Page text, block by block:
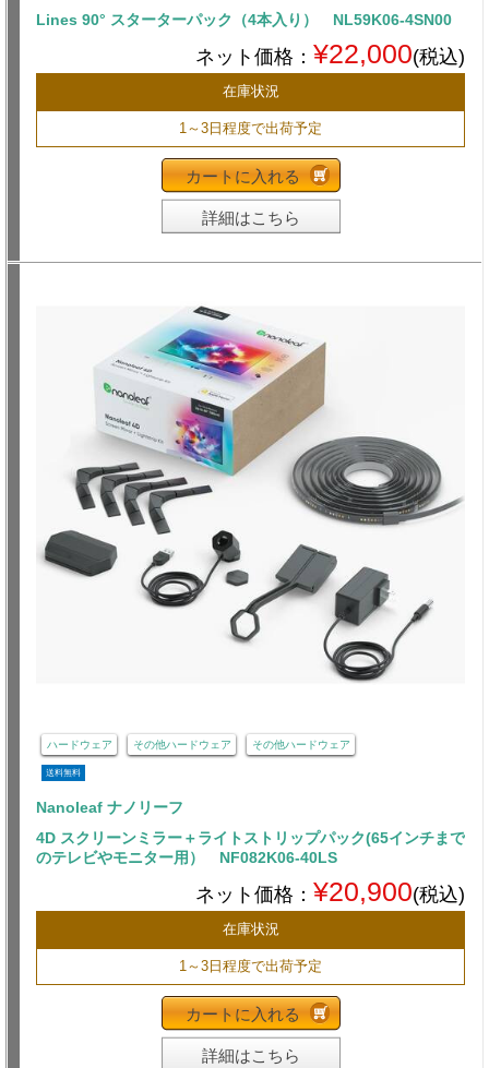
Lines 90° スターターパック（4本入り） NL59K06-4SN00
ネット価格： ¥22,000(税込)
在庫状況
1～3日程度で出荷予定
カートに入れる
詳細はこちら
ハードウェア その他ハードウェア その他ハードウェア
送料無料
Nanoleaf ナノリーフ
4D スクリーンミラー＋ライトストリップパック(65インチまで
のテレビやモニター用） NF082K06-40LS
ネット価格： ¥20,900(税込)
在庫状況
1～3日程度で出荷予定
カートに入れる
詳細はこちら